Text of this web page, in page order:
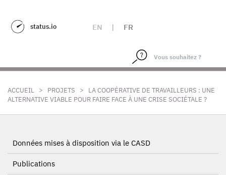
status.io EN | FR
ACCUEIL > PROJETS >
LA COOPÉRATIVE DE TRAVAILLEURS : UNE
ALTERNATIVE VIABLE POUR FAIRE FACE À UNE CRISE SOCIÉTALE ?
Données mises à disposition via le CASD
Publications